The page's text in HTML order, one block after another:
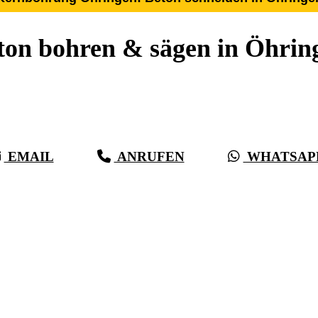
bohren & sägen in
EMAIL ANRUFEN